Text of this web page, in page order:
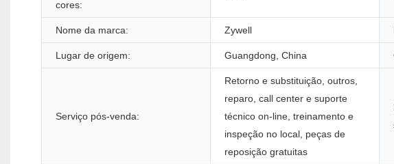
cores:
Nome da marca: Zywell
Lugar de origem: Guangdong, China
Serviço pós-venda:
Retorno e substituição, outros,
reparo, call center e suporte
técnico on-line, treinamento e
inspeção no local, peças de
reposição gratuitas